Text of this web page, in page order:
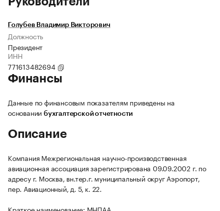
Голубев Владимир Викторович
Должность
Президент
ИНН
771613482694
Финансы
Данные по финансовым показателям приведены на
основании бухгалтерской отчетности
Описание
Компания Межрегиональная научно-производственная
авиационная ассоциация зарегистрирована 09.09.2002 г. по
адресу г. Москва, вн.тер.г. муниципальный округ Аэропорт,
пер. Авиационный, д. 5, к. 22.